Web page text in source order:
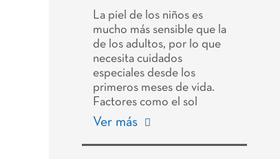
La piel de los niños es
mucho más sensible que la
de los adultos, por lo que
necesita cuidados
especiales desde los
primeros meses de vida.
Factores como el sol
Ver más